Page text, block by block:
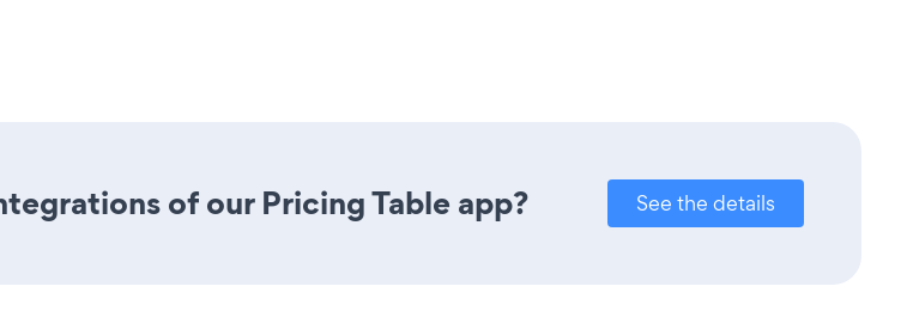
of our Pricing Table app? See the details